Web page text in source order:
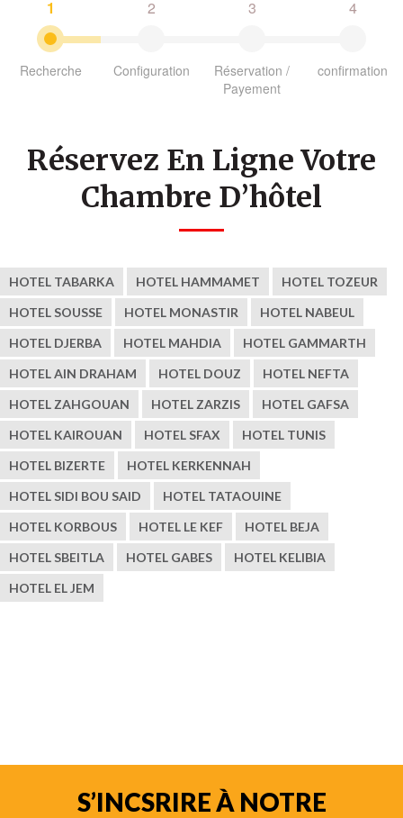
1
Recherche
2
Configuration
3
Réservation /
Payement
4
confirmation
Réservez En Ligne Votre
Chambre D’hôtel
HOTEL TABARKA HOTEL HAMMAMET
HOTEL TOZEUR
HOTEL SOUSSE
HOTEL MONASTIR
HOTEL NABEUL
HOTEL DJERBA
HOTEL MAHDIA
HOTEL GAMMARTH
HOTEL AIN DRAHAM
HOTEL DOUZ
HOTEL NEFTA
HOTEL ZAHGOUAN
HOTEL ZARZIS
HOTEL GAFSA
HOTEL KAIROUAN
HOTEL SFAX
HOTEL TUNIS
HOTEL BIZERTE
HOTEL KERKENNAH
HOTEL SIDI BOU SAID
HOTEL TATAOUINE
HOTEL KORBOUS
HOTEL LE KEF
HOTEL BEJA
HOTEL SBEITLA
HOTEL GABES
HOTEL KELIBIA
HOTEL EL JEM
S’INCSRIRE À NOTRE